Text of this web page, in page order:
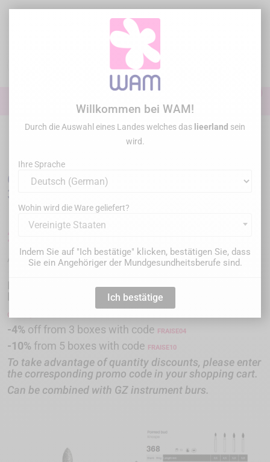
Startseite
Multilayer Diamonds Pointed bud 368- x5
GZ BURS- Multilayer Diamonds Pointed bud
368- x5
21,00 €
Artikel-Nr. :F368314-018-0450
Multi-layer diamond bur cutter for extended service
life and high-quality cutting performance
Quantity Discounts
-4% off from 3 boxes with code FRAISE04
-10% from 5 boxes with code FRAISE10
To take advantage of quantity discounts, please enter
the corresponding promo code in your shopping cart.
Can be combined with GZ instrument burs.
Willkommen bei WAM!
Durch die Auswahl eines Landes welches das lieerland sein
wird.
Ihre Sprache
Wohin wird die Ware geliefert?
Vereinigte Staaten
Indem Sie auf "Ich bestätige" klicken, bestätigen Sie, dass
Sie ein Angehöriger der Mundgesundheitsberufe sind.
Ich bestätige